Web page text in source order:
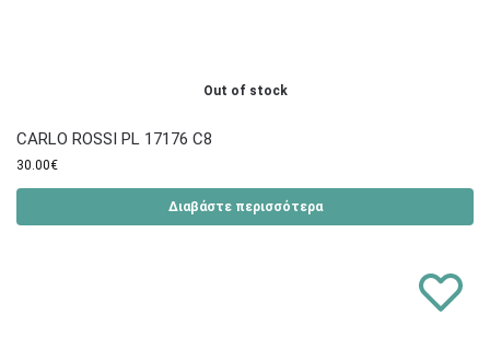
Out of stock
CARLO ROSSI PL 17176 C8
30.00€
Διαβάστε περισσότερα